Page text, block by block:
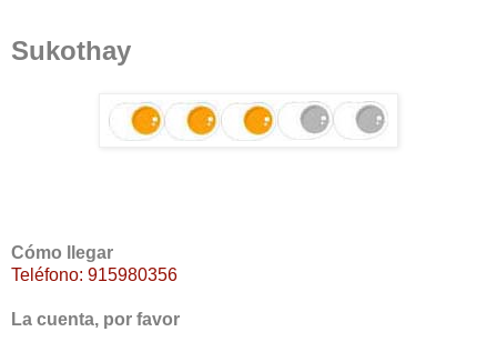
Sukothay
Cómo llegar
Teléfono: 915980356
La cuenta, por favor